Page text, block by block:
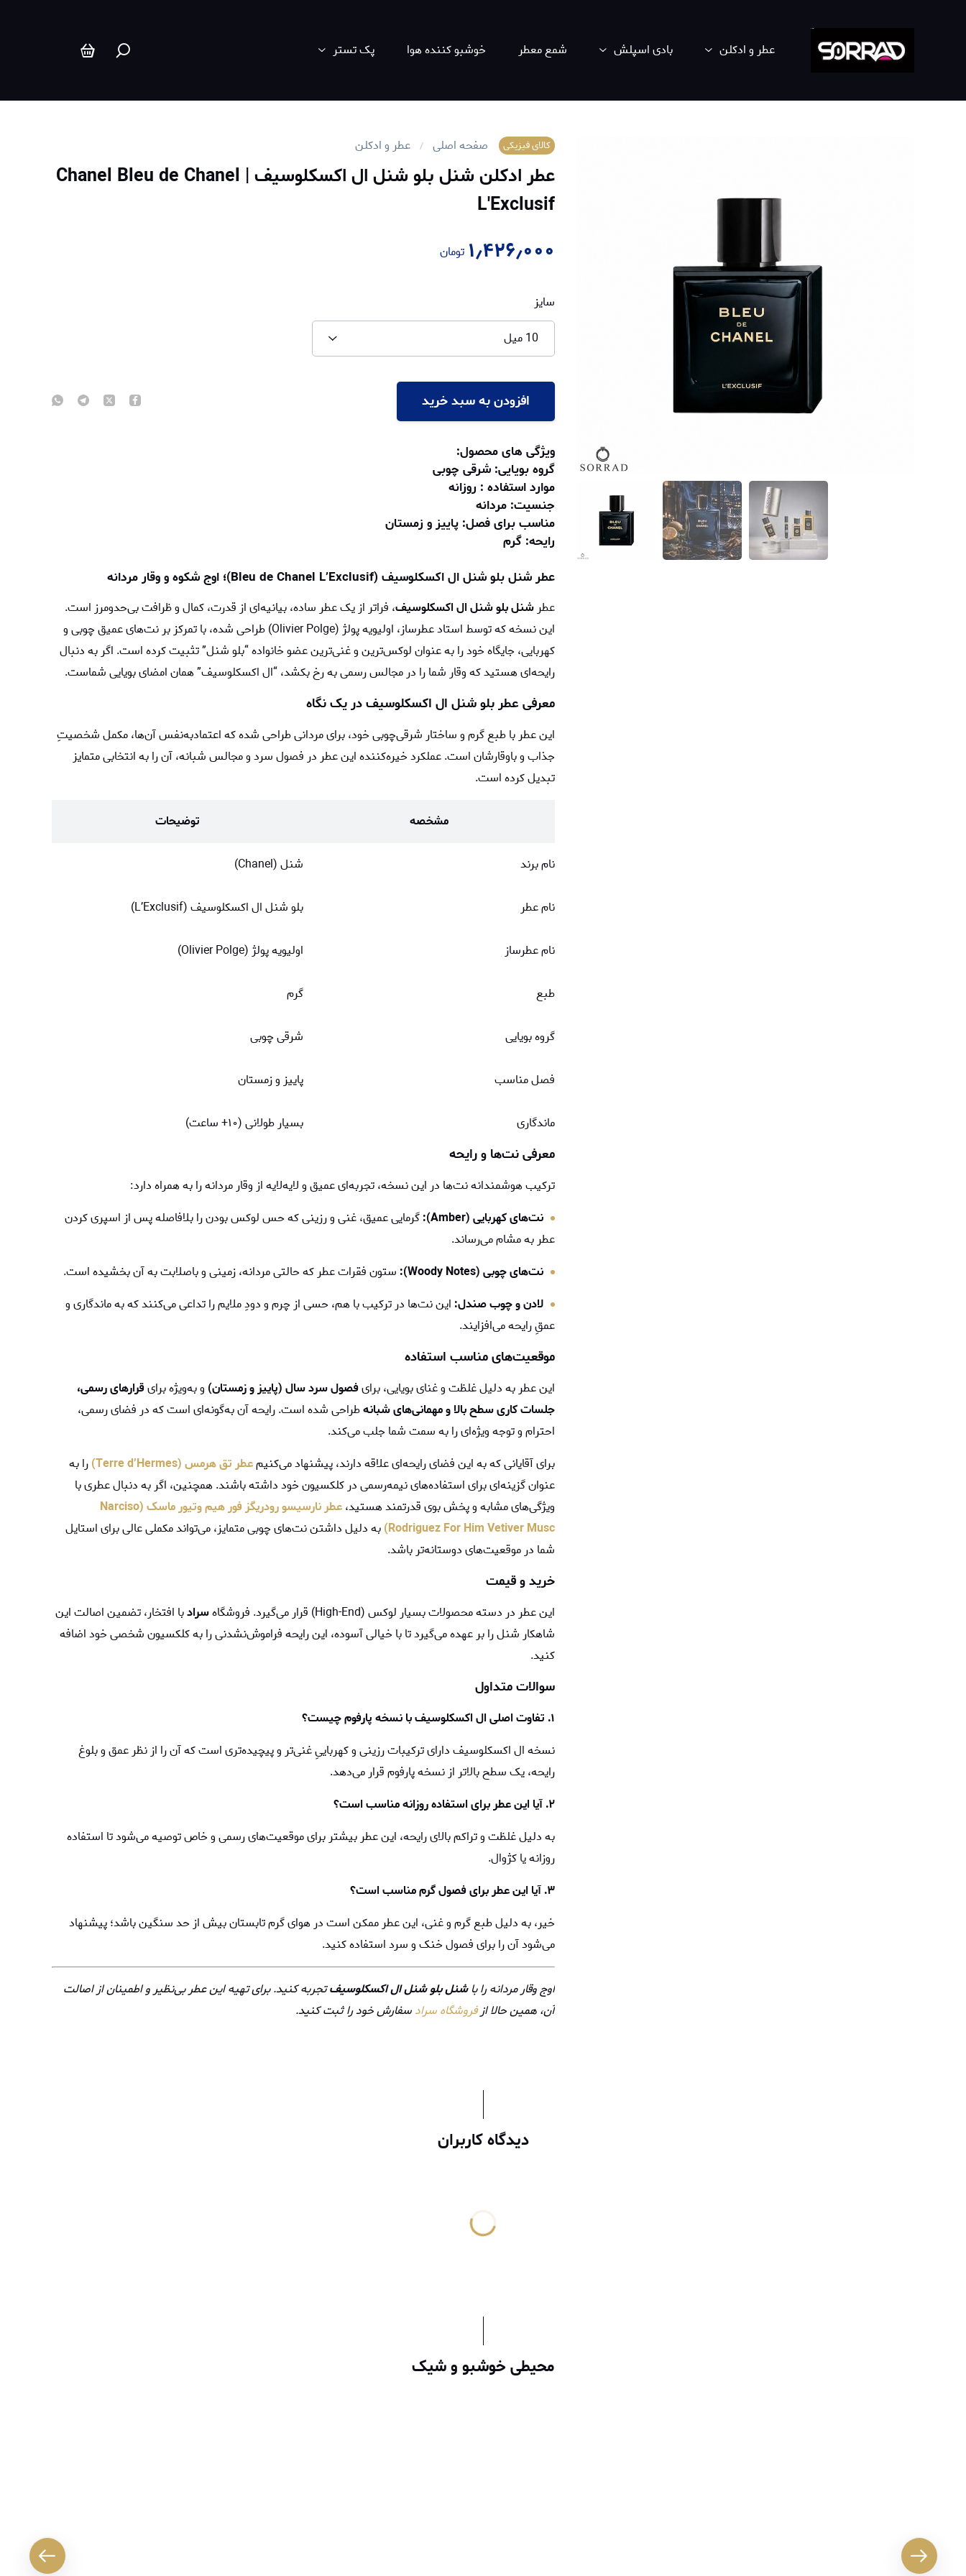
عطر و ادکلن بادی اسپلش شمع معطر خوشبو کننده هوا پک تستر
کالای فیزیکی صفحه اصلی عطر و ادکلن
عطر ادکلن شنل بلو شنل ال اکسکلوسیف | Chanel Bleu de Chanel
L'Exclusif
۱٫۴۲۶٫۰۰۰ تومان
سایز
10 میل
افزودن به سبد خرید
ویژگی های محصول:
گروه بویایی: شرقی چوبی
موارد استفاده : روزانه
جنسیت: مردانه
مناسب برای فصل: پاییز و زمستان
رایحه: گرم
عطر شنل بلو شنل ال اکسکلوسیف (Bleu de Chanel L’Exclusif)؛ اوج شکوه و وقار مردانه
عطر شنل بلو شنل ال اکسکلوسیف، فراتر از یک عطر ساده، بیانیه‌ای از قدرت، کمال و ظرافت بی‌حد‌ومرز است.
این نسخه که توسط استاد عطرساز، اولیویه پولژ (Olivier Polge) طراحی شده، با تمرکز بر نت‌های عمیق چوبی و
کهربایی، جایگاه خود را به عنوان لوکس‌ترین و غنی‌ترین عضو خانواده “بلو شنل” تثبیت کرده است. اگر به دنبال
رایحه‌ای هستید که وقار شما را در مجالس رسمی به رخ بکشد، “ال اکسکلوسیف” همان امضای بویایی شماست.
معرفی عطر بلو شنل ال اکسکلوسیف در یک نگاه
این عطر با طبع گرم و ساختار شرقی‌چوبی خود، برای مردانی طراحی شده که اعتمادبه‌نفس آن‌ها، مکمل شخصیتِ
جذاب و باوقارشان است. عملکرد خیره‌کننده این عطر در فصول سرد و مجالس شبانه، آن را به انتخابی متمایز
تبدیل کرده است.
مشخصه توضیحات
نام برند شنل (Chanel)
نام عطر بلو شنل ال اکسکلوسیف (L’Exclusif)
نام عطرساز اولیویه پولژ (Olivier Polge)
طبع گرم
گروه بویایی شرقی چوبی
فصل مناسب پاییز و زمستان
ماندگاری بسیار طولانی (۱۰+ ساعت)
معرفی نت‌ها و رایحه
ترکیب هوشمندانه نت‌ها در این نسخه، تجربه‌ای عمیق و لایه‌لایه از وقار مردانه را به همراه دارد:
نت‌های کهربایی (Amber):
گرمایی عمیق، غنی و رزینی که حس لوکس بودن را بلافاصله پس از اسپری کردن
عطر به مشام می‌رساند.
نت‌های چوبی (Woody Notes):
ستون فقرات عطر که حالتی مردانه، زمینی و باصلابت به آن بخشیده است.
لادن و چوب صندل: این نت‌ها در ترکیب با هم، حسی از چرم و دودِ ملایم را تداعی می‌کنند که به ماندگاری و
عمقِ رایحه می‌افزایند.
موقعیت‌های مناسب استفاده
این عطر به دلیل غلظت و غنای بویایی، برایفصول سرد سال (پاییز و زمستان) و به‌ویژه برایقرارهای رسمی،
جلسات کاری سطح بالا و مهمانی‌های شبانهطراحی شده است. رایحه آن به‌گونه‌ای است که در فضای رسمی،
احترام و توجه ویژه‌ای را به سمت شما جلب می‌کند.
برای آقایانی که به این فضای رایحه‌ای علاقه دارند، پیشنهاد می‌کنیمعطر تق هرمس (Terre d’Hermes)
را به
عنوان گزینه‌ای برای استفاده‌های نیمه‌رسمی در کلکسیون خود داشته باشند. همچنین، اگر به دنبال عطری با
ویژگی‌های مشابه و پخش بوی قدرتمند هستید،
عطر نارسیسو رودریگز فور هیم وتیور ماسک (Narciso
Rodriguez For Him Vetiver Musc) به دلیل داشتن نت‌های چوبی متمایز، می‌تواند مکملی عالی برای استایل
شما در موقعیت‌های دوستانه‌تر باشد.
خرید و قیمت
این عطر در دسته محصولات بسیار لوکس (High-End) قرار می‌گیرد. فروشگاه سرادبا افتخار، تضمین اصالت این
شاهکار شنل را بر عهده می‌گیرد تا با خیالی آسوده، این رایحه فراموش‌نشدنی را به کلکسیون شخصی خود اضافه
کنید.
سوالات متداول
۱. تفاوت اصلی ال اکسکلوسیف با نسخه پارفوم چیست؟
نسخه ال اکسکلوسیف دارای ترکیبات رزینی و کهرباییِ غنی‌تر و پیچیده‌تری است که آن را از نظر عمق و بلوغ
رایحه، یک سطح بالاتر از نسخه پارفوم قرار می‌دهد.
۲. آیا این عطر برای استفاده روزانه مناسب است؟
به دلیل غلظت و تراکم بالای رایحه، این عطر بیشتر برای موقعیت‌های رسمی و خاص توصیه می‌شود تا استفاده
روزانه یا کژوال.
۳. آیا این عطر برای فصول گرم مناسب است؟
خیر، به دلیل طبع گرم و غنی، این عطر ممکن است در هوای گرم تابستان بیش از حد سنگین باشد؛ پیشنهاد
می‌شود آن را برای فصول خنک و سرد استفاده کنید.
اوج وقار مردانه را باشنل بلو شنل ال اکسکلوسیفتجربه کنید. برای تهیه این عطر بی‌نظیر و اطمینان از اصالت
آن، همین حالا ازفروشگاه سرادسفارش خود را ثبت کنید.
دیدگاه کاربران
محیطی خوشبو و شیک